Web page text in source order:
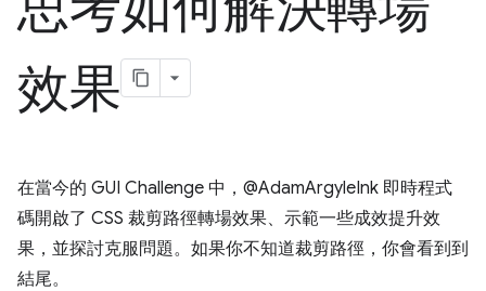
效果
在當今的 GUI Challenge 中，@AdamArgyleInk 即時程式
碼開啟了 CSS 裁剪路徑轉場效果、示範一些成效提升效
果，並探討克服問題。如果你不知道裁剪路徑，你會看到到
結尾。